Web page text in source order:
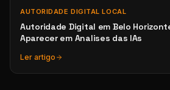
AUTORIDADE DIGITAL LOCAL
Autoridade Digital em Belo
Aparecer em Analises das IAs
Ler artigo